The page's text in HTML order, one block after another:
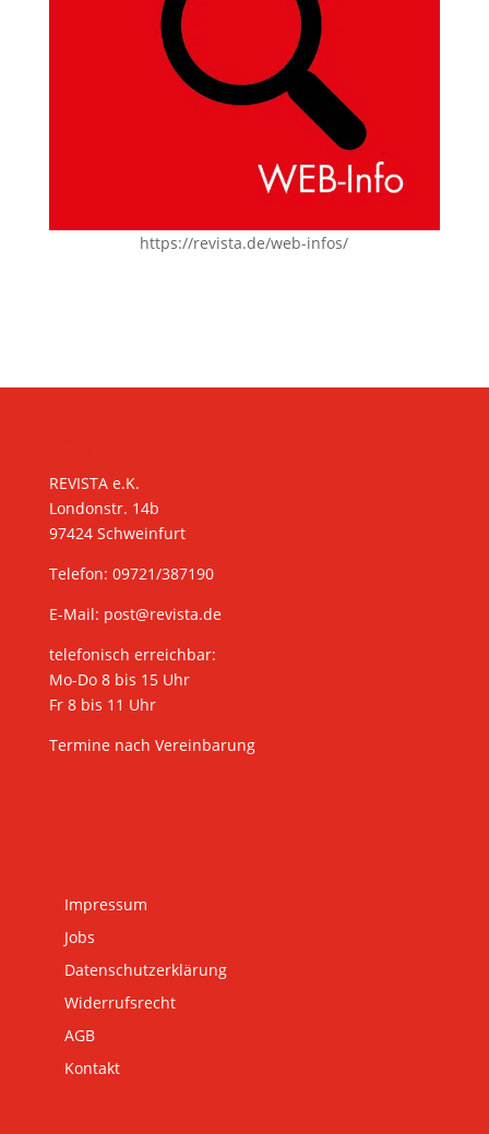
https://revista.de/web-infos/
REVISTA e.K.
Londonstr. 14b
97424 Schweinfurt
Telefon: 09721/387190
E-Mail: post@revista.de
telefonisch erreichbar:
Mo-Do 8 bis 15 Uhr
Fr 8 bis 11 Uhr
Termine nach Vereinbarung
Impressum
Jobs
Datenschutzerklärung
Widerrufsrecht
AGB
Kontakt